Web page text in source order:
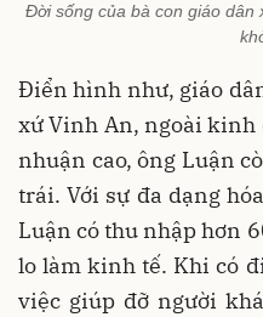
Đời sống của bà con giáo
Điển hình như, giáo
xứ Vinh An, ngoài kinh
nhuận cao, ông Luận
trái. Với sự đa dạng
Luận có thu nhập hơn
lo làm kinh tế. Khi có
việc giúp đỡ người